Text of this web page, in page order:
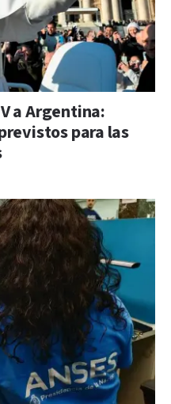
a Argentina:
para las